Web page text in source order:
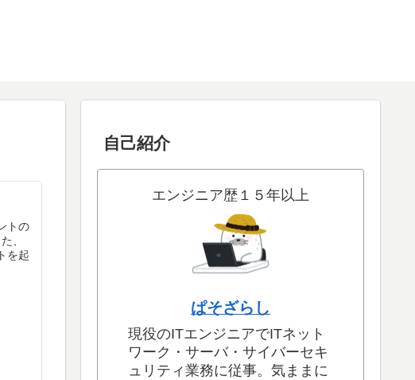
トの
、
を起
自己紹介
エンジニア歴１５年以上
ぱそざらし
現役のITエンジニアでITネット
ワーク・サーバ・サイバーセキ
ュリティ業務に従事。気ままに